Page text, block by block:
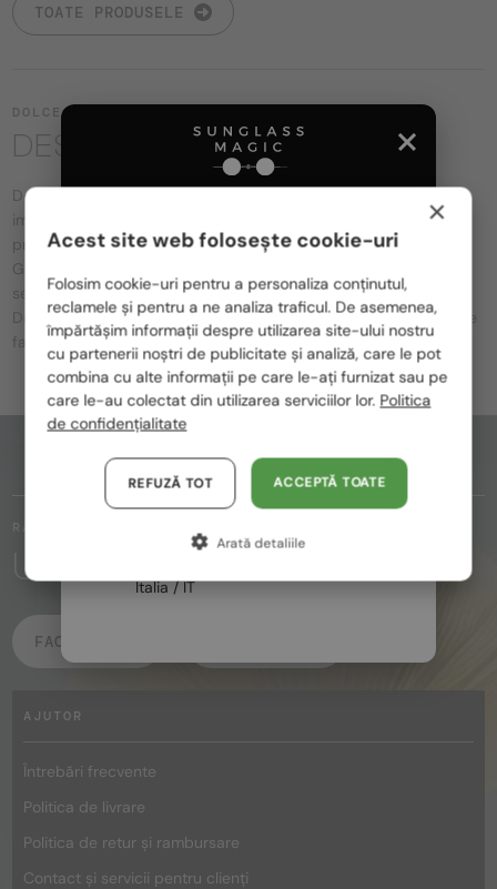
TOATE PRODUSELE
DOLCE & GABBANA
DESPRE BRAND
Dolce&Gabbana, fondata in 1984, este una dintre cele mai
importante marci internationale din sectorul modei si al
produselor de lux. Fondata de Domenico Dolce si Stefano
Gabbana, marca este dedicata valorilor sale fundamentale:
senzualitate, excelenta vestimentara si mostenire italiana.
Dolce&Gabbana Eyewear utilizeaza cele mai rafinate procese de
fabricatie si materiale de cea mai inalta calitate.
PARTEA DE SUS A PAGINII
URMĂRIȚI MAGIA
FACEBOOK
AJUTOR
Întrebări frecvente
Politica de livrare
Politica de retur și rambursare
Contact și servicii pentru clienți
România / RO
Polska / PL
Magyarország / HU
United Arab Emirates / EN
Austria / AT
Germania / DE
Franța / FR
Italia / IT
×
Acest site web folosește cookie-uri
Folosim cookie-uri pentru a personaliza conținutul,
reclamele și pentru a ne analiza traficul. De asemenea,
împărtășim informații despre utilizarea site-ului nostru
cu partenerii noștri de publicitate și analiză, care le pot
combina cu alte informații pe care le-ați furnizat sau pe
care le-au colectat din utilizarea serviciilor lor. Politica
de confidențialitate
ACCEPTĂ TOATE
REFUZĂ TOT
Arată detaliile